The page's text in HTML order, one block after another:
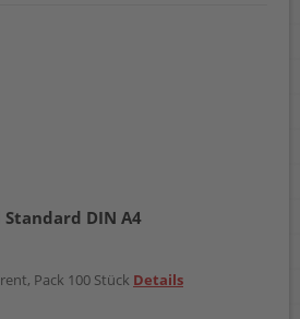
DIN A4
Pack 100 Stück Details